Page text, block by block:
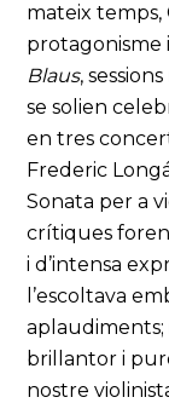
mateix temps,
protagonisme
Blaus,
se solien
en tres
Frederic
Sonata per a
crítiques foren
i d’intensa
l’escoltava
brillantor i
nostre